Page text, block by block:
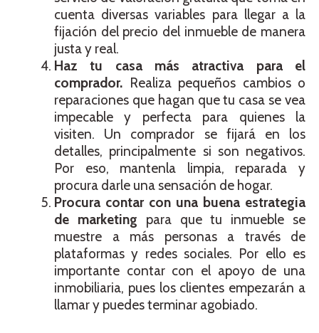
cuenta diversas variables para llegar a la
fijación del precio del inmueble de manera
justa y real.
Haz tu casa más atractiva para el
comprador. Realiza pequeños cambios o
reparaciones que hagan que tu casa se vea
impecable y perfecta para quienes la
visiten. Un comprador se fijará en los
detalles, principalmente si son negativos.
Por eso, mantenla limpia, reparada y
procura darle una sensación de hogar.
Procura contar con una buena estrategia
de marketing para que tu inmueble se
muestre a más personas a través de
plataformas y redes sociales. Por ello es
importante contar con el apoyo de una
inmobiliaria, pues los clientes empezarán a
llamar y puedes terminar agobiado.